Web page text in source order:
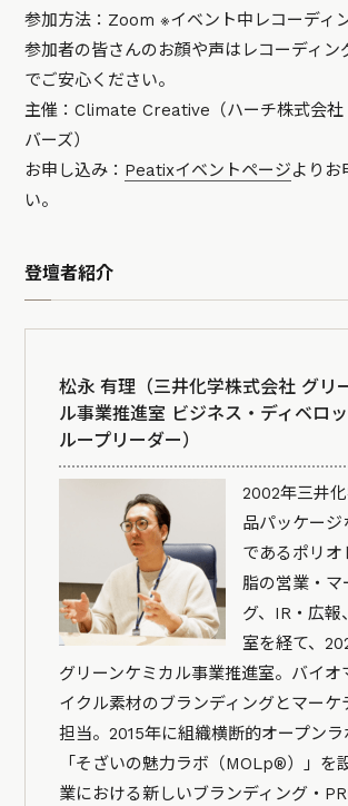
参加方法：Zoom ※イベント中レコーディ
参加者の皆さんのお顔や声はレコーディン
でご安心ください。
主催：Climate Creative（ハーチ株式会社
バーズ）
お申し込み： Peatixイベントページよりお
い。
登壇者紹介
松永 有理（三井化学株式会社 グリ
ル事業推進室 ビジネス・ディベロ
ループリーダー）
2002年三井
品パッケージ
であるポリオ
脂の営業・マ
グ、IR・広報
室を経て、
グリーンケミカル事業推進室。バイオ
イクル素材のブランディングとマーケ
担当。2015年に組織横断的オープンラ
「そざいの魅力ラボ（MOLp®）」を
業における新しいブランディング・